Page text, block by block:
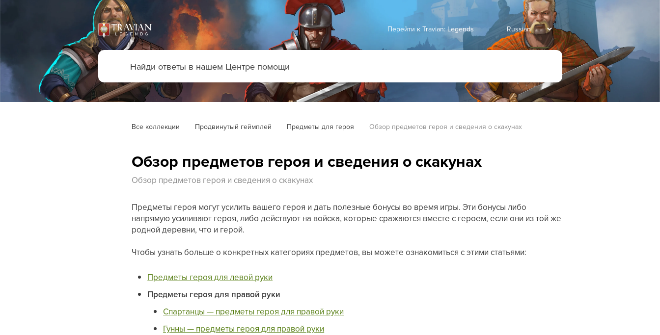
Перейти к Travian: Legends
Все коллекции Продвинутый геймплей Предметы для героя Обзор предметов героя и сведения о скакунах
Обзор предметов героя и сведения о скакунах
Обзор предметов героя и сведения о скакунах
Предметы героя могут усилить вашего героя и дать полезные бонусы во время игры. Эти бонусы либо
напрямую усиливают героя, либо действуют на войска, которые сражаются вместе с героем, если они из той же
родной деревни, что и герой.
Чтобы узнать больше о конкретных категориях предметов, вы можете ознакомиться с этими статьями:
Предметы героя для левой руки
Предметы героя для правой руки
Спартанцы — предметы героя для правой руки
Гунны — предметы героя для правой руки